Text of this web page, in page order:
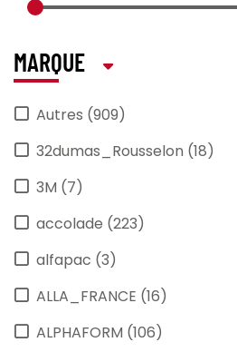
MARQUE
Autres (909)
32dumas_Rousselon (18)
3M (7)
accolade (223)
alfapac (3)
ALLA_FRANCE (16)
ALPHAFORM (106)